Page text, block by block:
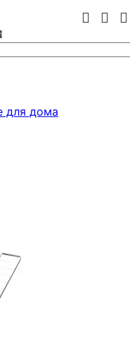
для дома